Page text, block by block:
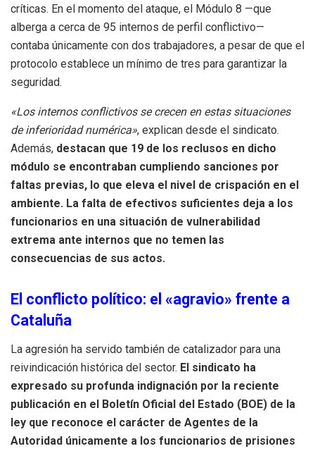
críticas. En el momento del ataque, el Módulo 8 —que
alberga a cerca de 95 internos de perfil conflictivo—
contaba únicamente con dos trabajadores, a pesar de que el
protocolo establece un mínimo de tres para garantizar la
seguridad.
«Los internos conflictivos se crecen en estas situaciones
de inferioridad numérica», explican desde el sindicato.
Además, destacan que 19 de los reclusos en dicho
módulo se encontraban cumpliendo sanciones por
faltas previas, lo que eleva el nivel de crispación en el
ambiente. La falta de efectivos suficientes deja a los
funcionarios en una situación de vulnerabilidad
extrema ante internos que no temen las
consecuencias de sus actos.
El conflicto político: el «agravio» frente a
Cataluña
La agresión ha servido también de catalizador para una
reivindicación histórica del sector. El sindicato ha
expresado su profunda indignación por la reciente
publicación en el Boletín Oficial del Estado (BOE) de la
ley que reconoce el carácter de Agentes de la
Autoridad únicamente a los funcionarios de prisiones